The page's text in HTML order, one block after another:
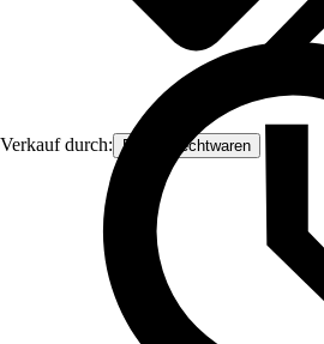
Verkauf durch: Frank Flechtwaren